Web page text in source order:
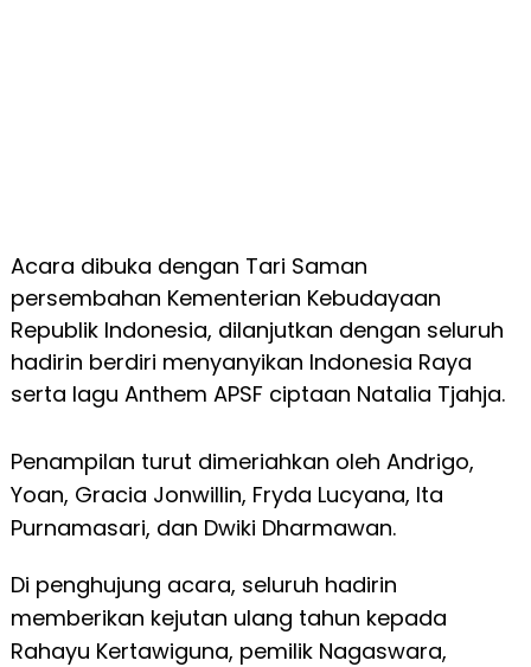
Acara dibuka dengan Tari Saman
persembahan Kementerian Kebudayaan
Republik Indonesia, dilanjutkan dengan seluruh
hadirin berdiri menyanyikan Indonesia Raya
serta lagu Anthem APSF ciptaan Natalia Tjahja.
Penampilan turut dimeriahkan oleh Andrigo,
Yoan, Gracia Jonwillin, Fryda Lucyana, Ita
Purnamasari, dan Dwiki Dharmawan.
Di penghujung acara, seluruh hadirin
memberikan kejutan ulang tahun kepada
Rahayu Kertawiguna, pemilik Nagaswara,